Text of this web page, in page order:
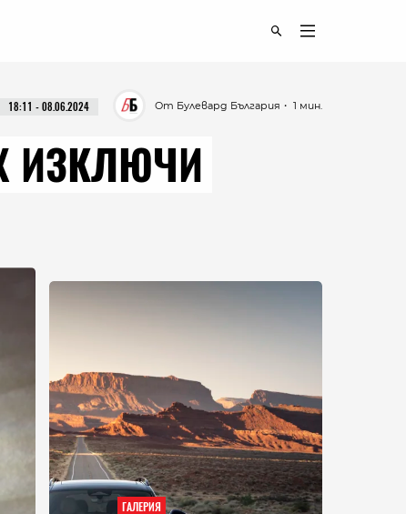
・ 1 мин.
От Булевард България
18:11 - 08.06.2024
ИЗКЛЮЧИ
ГАЛЕРИЯ